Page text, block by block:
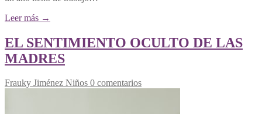
Leer más →
EL SENTIMIENTO OCULTO DE LAS
MADRES
Frauky Jiménez Niños 0 comentarios